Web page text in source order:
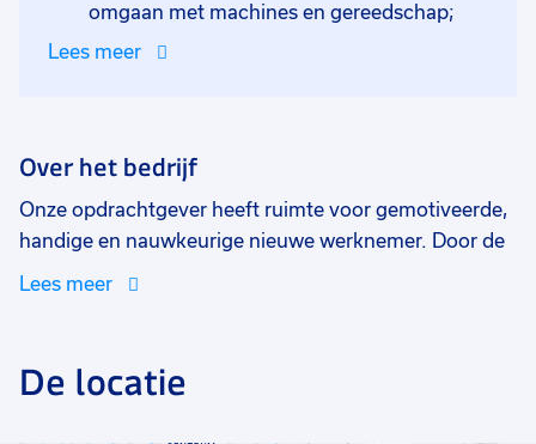
omgaan met machines en gereedschap;
Lees meer
Over het bedrijf
Onze opdrachtgever heeft ruimte voor gemotiveerde,
handige en nauwkeurige nieuwe werknemer. Door de
veelzijdige en professionele kwaliteiten van de
chalets van de fundering tot het dak compleet
gerealiseerd en worden deze vervolgens op diverse
Lees meer
De locatie